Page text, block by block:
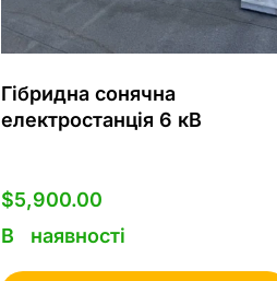
Гібридна сонячна
електростанція 6 кВ
$5,900.00
В наявності